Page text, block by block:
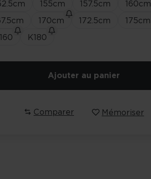
cm 155cm 157.5cm 160cm
cm 170cm 172.5cm 175cm
K180
Ajouter au panier
Comparer Mémoriser